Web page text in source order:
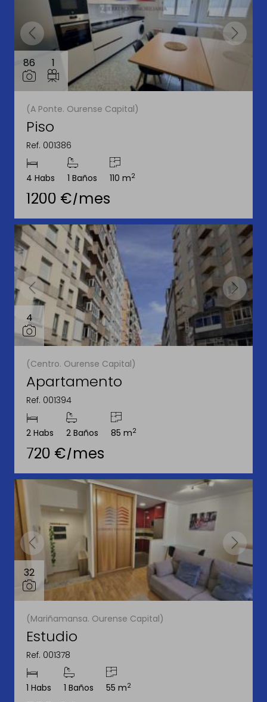
86 1
(A Ponte. Ourense Capital)
Piso
Ref. 001386
4 Habs 1 Baños 110 m2
1200 €/mes
4
(Centro. Ourense Capital)
Apartamento
Ref. 001394
2 Habs 2 Baños 85 m2
720 €/mes
32
(Mariñamansa. Ourense Capital)
Estudio
Ref. 001378
1 Habs 1 Baños 55 m2